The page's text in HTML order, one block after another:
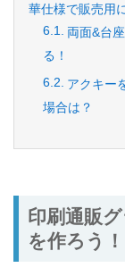
華仕様で販売用
両面&台
る！
アクキー
場合は？
印刷通販
を作ろう！